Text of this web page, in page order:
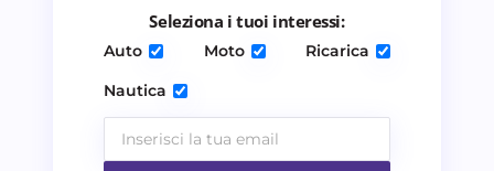
per il prossimo commento.
Seleziona i tuoi interessi:
Auto Moto
Ricarica
Nautica